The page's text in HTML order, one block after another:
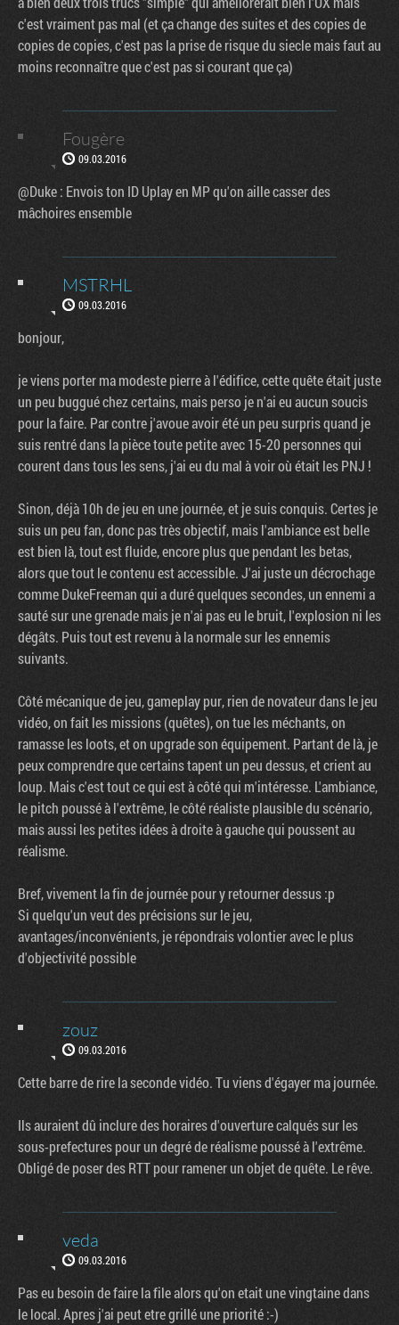
c'est vraiment pas mal (et ça change des suites et des copies de
copies de copies, c'est pas la prise de risque du siecle mais faut au
moins reconnaître que c'est pas si courant que ça)
Fougère
09.03.2016
@Duke : Envois ton ID Uplay en MP qu'on aille casser des
mâchoires ensemble
MSTRHL
09.03.2016
bonjour,
je viens porter ma modeste pierre à l'édifice, cette quête était juste
un peu buggué chez certains, mais perso je n'ai eu aucun soucis
pour la faire. Par contre j'avoue avoir été un peu surpris quand je
suis rentré dans la pièce toute petite avec 15-20 personnes qui
courent dans tous les sens, j'ai eu du mal à voir où était les PNJ !
Sinon, déjà 10h de jeu en une journée, et je suis conquis. Certes je
suis un peu fan, donc pas très objectif, mais l'ambiance est belle
est bien là, tout est fluide, encore plus que pendant les betas,
alors que tout le contenu est accessible. J'ai juste un décrochage
comme DukeFreeman qui a duré quelques secondes, un ennemi a
sauté sur une grenade mais je n'ai pas eu le bruit, l'explosion ni les
dégâts. Puis tout est revenu à la normale sur les ennemis
suivants.
Côté mécanique de jeu, gameplay pur, rien de novateur dans le jeu
vidéo, on fait les missions (quêtes), on tue les méchants, on
ramasse les loots, et on upgrade son équipement. Partant de là, je
peux comprendre que certains tapent un peu dessus, et crient au
loup. Mais c'est tout ce qui est à côté qui m'intéresse. L'ambiance,
le pitch poussé à l'extrême, le côté réaliste plausible du scénario,
mais aussi les petites idées à droite à gauche qui poussent au
réalisme.
Bref, vivement la fin de journée pour y retourner dessus :p
Si quelqu'un veut des précisions sur le jeu,
avantages/inconvénients, je répondrais volontier avec le plus
d'objectivité possible
zouz
09.03.2016
Cette barre de rire la seconde vidéo. Tu viens d'égayer ma journée.
Ils auraient dû inclure des horaires d'ouverture calqués sur les
sous-prefectures pour un degré de réalisme poussé à l'extrême.
Obligé de poser des RTT pour ramener un objet de quête. Le rêve.
veda
09.03.2016
Pas eu besoin de faire la file alors qu'on etait une vingtaine dans
le local. Apres j'ai peut etre grillé une priorité :-)